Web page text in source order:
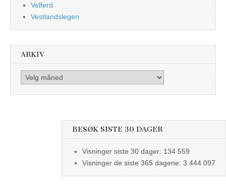
Velferd
Vestlandslegen
ARKIV
Arkiv
BESØK SISTE 30 DAGER
Visninger siste 30 dager: 134 559
Visninger de siste 365 dagene: 3 444 097